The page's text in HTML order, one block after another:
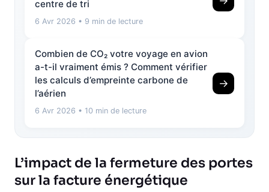
centre de tri
6 Avr 2026 • 9 min de lecture
Combien de CO₂ votre voyage en avion
a-t-il vraiment émis ? Comment vérifier
les calculs d’empreinte carbone de
l’aérien
6 Avr 2026 • 10 min de lecture
→
L’impact de la fermeture des portes
sur la facture énergétique